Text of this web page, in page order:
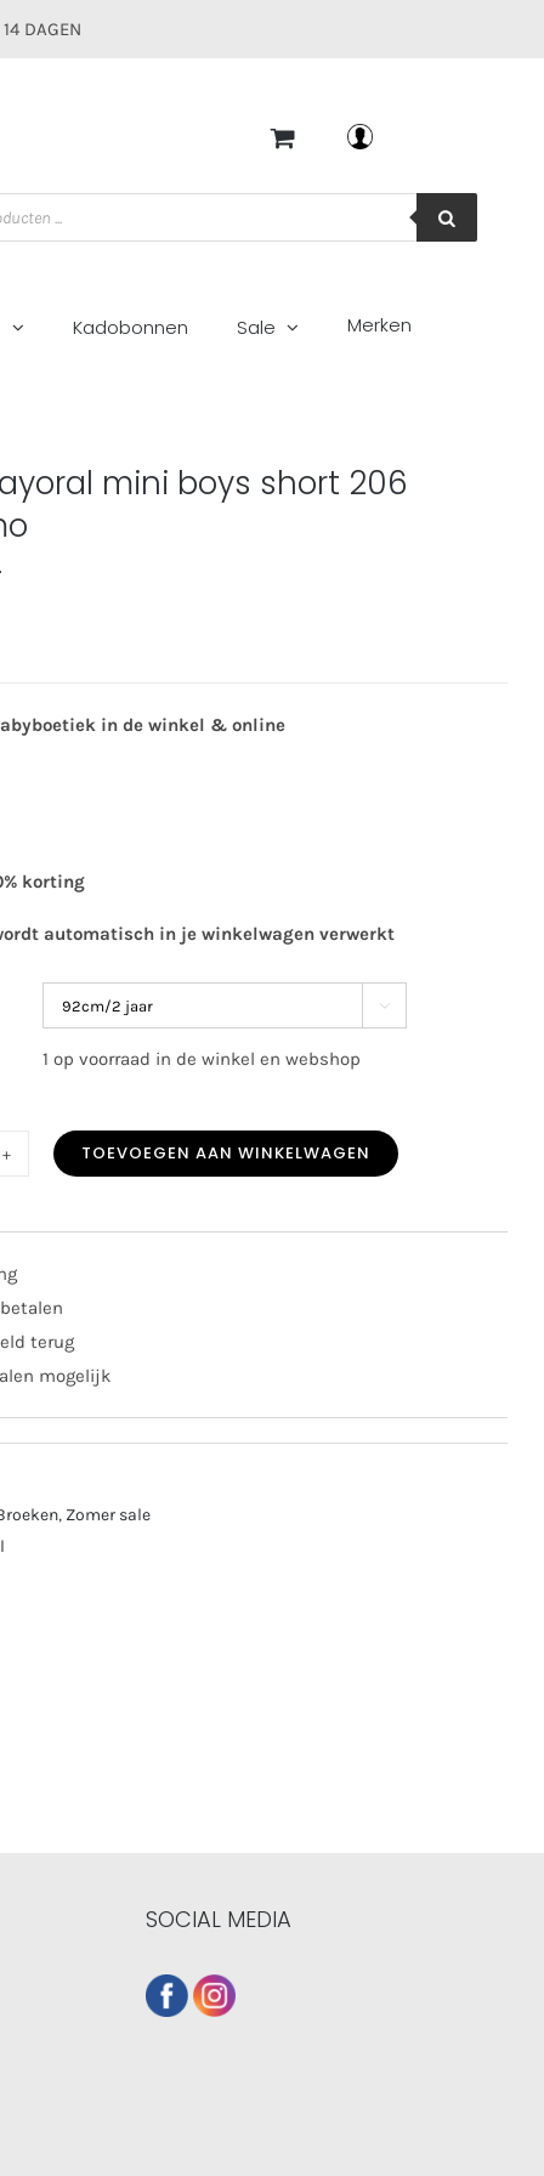
DAGEN
Kadobonnen Sale Merken
mini boys short 206
in de winkel & online
korting
automatisch in je winkelwagen verwerkt

1 op voorraad in de winkel en webshop
TOEVOEGEN AAN WINKELWAGEN
terug
mogelijk
, Zomer sale
SOCIAL MEDIA